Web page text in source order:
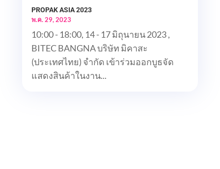
PROPAK ASIA 2023
พ.ค. 29, 2023
10:00 - 18:00, 14 - 17 มิถุนายน 2023 ,
BITEC BANGNA บริษัท มิคาสะ
(ประเทศไทย) จำกัด เข้าร่วมออกบูธจัด
แสดงสินค้าในงาน...